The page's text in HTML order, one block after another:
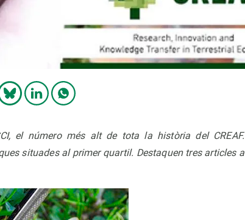
el número més alt de tota la història del CREAF.
situades al primer quartil. Destaquen tres articles a